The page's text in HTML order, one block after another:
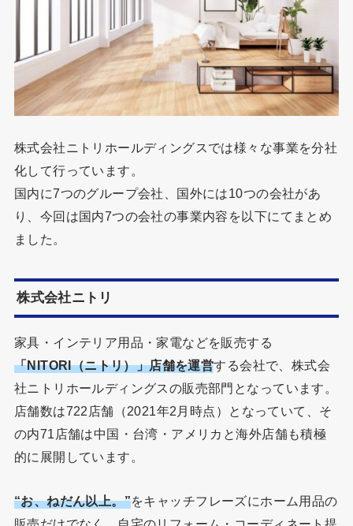
株式会社ニトリホールディングスでは様々な事業を分社
化して行っています。
国内に7つのグループ会社、国外には10つの会社があ
り、今回は国内7つの会社の事業内容を以下にてまとめ
ました。
株式会社ニトリ
家具・インテリア用品・家電などを販売する
「NITORI（ニトリ）」店舗を運営する会社で、株式会
社ニトリホールディングスの販売部門となっています。
店舗数は722店舗（2021年2月時点）となっていて、そ
の内71店舗は中国・台湾・アメリカと海外店舗も積極
的に展開しています。
“お、ねだん以上。”をキャッチフレーズにホーム用品の